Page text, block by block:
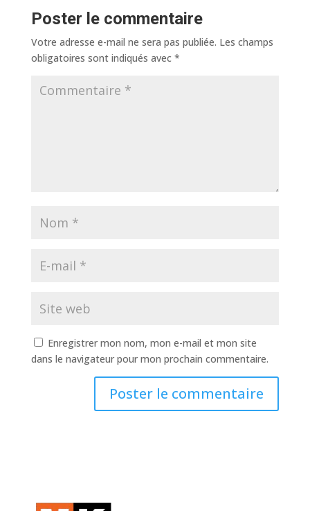
Poster le commentaire
Votre adresse e-mail ne sera pas publiée. Les champs
obligatoires sont indiqués avec *
Enregistrer mon nom, mon e-mail et mon site
dans le navigateur pour mon prochain commentaire.